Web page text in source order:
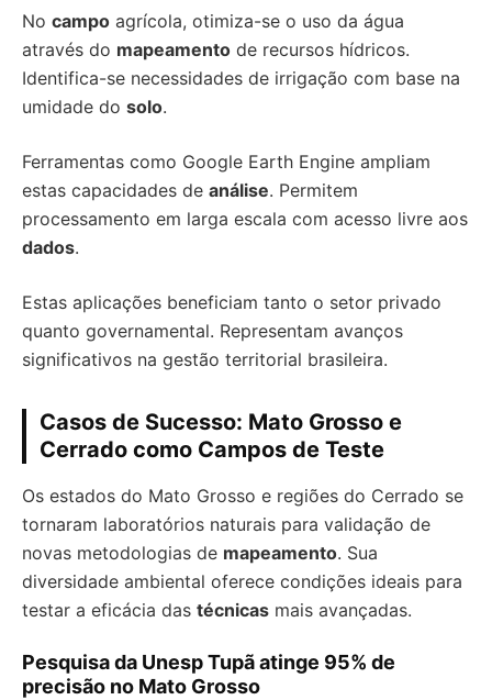
No campo agrícola, otimiza-se o uso da água
através do mapeamento de recursos hídricos.
Identifica-se necessidades de irrigação com base na
umidade do solo.
Ferramentas como Google Earth Engine ampliam
estas capacidades de análise. Permitem
processamento em larga escala com acesso livre aos
dados.
Estas aplicações beneficiam tanto o setor privado
quanto governamental. Representam avanços
significativos na gestão territorial brasileira.
Casos de Sucesso: Mato Grosso e
Cerrado como Campos de Teste
Os estados do Mato Grosso e regiões do Cerrado se
tornaram laboratórios naturais para validação de
novas metodologias de mapeamento. Sua
diversidade ambiental oferece condições ideais para
testar a eficácia das técnicas mais avançadas.
Pesquisa da Unesp Tupã atinge 95% de
precisão no Mato Grosso